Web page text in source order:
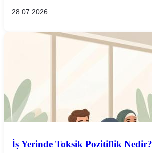
28.07.2026
İş Yerinde Toksik Pozitiflik Nedir?